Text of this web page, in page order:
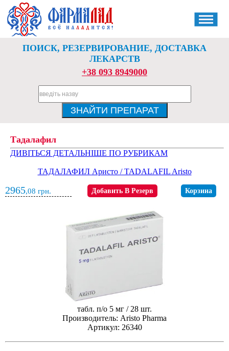
ПОИСК, РЕЗЕРВИРОВАНИЕ, ДОСТАВКА
ЛЕКАРСТВ
+38 093 8949000
Тадалафил
ДИВІТЬСЯ ДЕТАЛЬНІШЕ ПО РУБРИКАМ
ТАДАЛАФИЛ Аристо / TADALAFIL Aristo
2965,08 грн. Добавить В Резерв Корзина
табл. п/о 5 мг / 28 шт.
Производитель: Aristo Pharma
Артикул: 26340